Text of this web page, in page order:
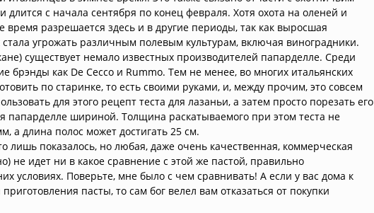
длится с начала сентября по конец февраля. Хотя охота на оленей и
время разрешается здесь и в другие периоды, так как выросшая
угрожать различным полевым культурам, включая виноградники.
существует немало известных производителей папарделле. Среди
брэнды как De Cecco и Rummo. Тем не менее, во многих итальянских
по старинке, то есть своими руками, и, между прочим, это совсем
для этого рецепт теста для лазаньи, а затем просто порезать его
папарделле шириной. Толщина раскатываемого при этом теста не
а длина полос может достигать 25 см.
лишь показалось, но любая, даже очень качественная, коммерческая
не идет ни в какое сравнение с этой же пастой, правильно
условиях. Поверьте, мне было с чем сравнивать! А если у вас дома к
пасты, то сам бог велел вам отказаться от покупки